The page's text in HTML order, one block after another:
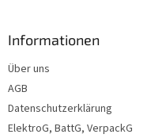
Informationen
Über uns
AGB
Datenschutzerklärung
ElektroG, BattG, VerpackG